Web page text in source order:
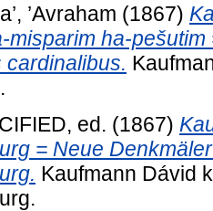
’Avraham (1867)
misparim ha-
cardinalibus.
ed. (1867)
= Neue
Kaufmann Dávid